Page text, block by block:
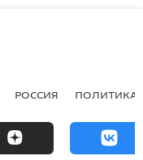
РОССИЯ ПОЛИТИКА